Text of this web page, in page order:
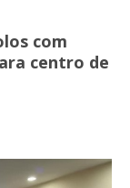
com
centro de